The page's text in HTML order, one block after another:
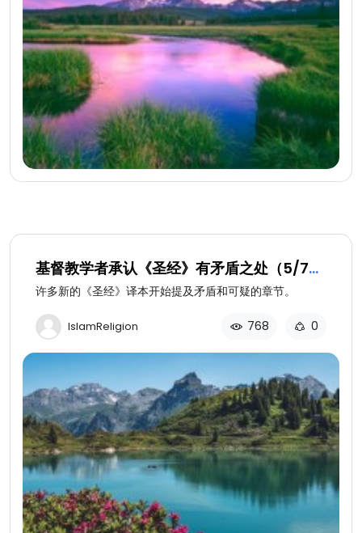
基督教学者承认《圣经》有矛盾之处（5/7）:
开始诚实面对
许多新的《圣经》译本开始提及矛盾和可疑的章节。
IslamReligion 768 0